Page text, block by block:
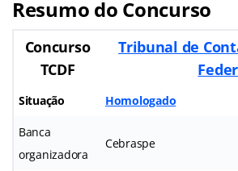
Resumo do Concurso
Concurso
TCDF
Tribunal de
Situação Homologado
Banca
organizadora
Cebraspe